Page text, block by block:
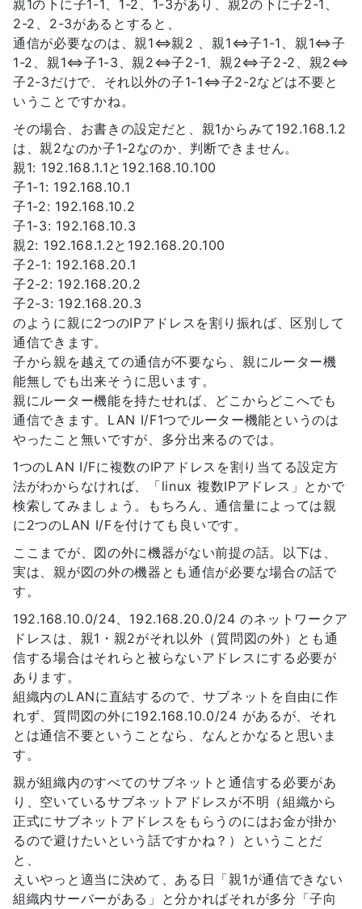
親1の下に子1-1、1-2、1-3があり、親2の下に子2-1、
2-2、2-3があるとすると、
通信が必要なのは、親1⇔親2 、親1⇔子1-1、親1⇔子
1-2、親1⇔子1-3、親2⇔子2-1、親2⇔子2-2、親2⇔
子2-3だけで、それ以外の子1-1⇔子2-2などは不要と
いうことですかね。
その場合、お書きの設定だと、親1からみて192.168.1.2
は、親2なのか子1-2なのか、判断できません。
親1: 192.168.1.1と192.168.10.100
子1-1: 192.168.10.1
子1-2: 192.168.10.2
子1-3: 192.168.10.3
親2: 192.168.1.2と192.168.20.100
子2-1: 192.168.20.1
子2-2: 192.168.20.2
子2-3: 192.168.20.3
のように親に2つのIPアドレスを割り振れば、区別して
通信できます。
子から親を越えての通信が不要なら、親にルーター機
能無しでも出来そうに思います。
親にルーター機能を持たせれば、どこからどこへでも
通信できます。LAN I/F1つでルーター機能というのは
やったこと無いですが、多分出来るのでは。
1つのLAN I/Fに複数のIPアドレスを割り当てる設定方
法がわからなければ、「linux 複数IPアドレス」とかで
検索してみましょう。もちろん、通信量によっては親
に2つのLAN I/Fを付けても良いです。
ここまでが、図の外に機器がない前提の話。以下は、
実は、親が図の外の機器とも通信が必要な場合の話で
す。
192.168.10.0/24、192.168.20.0/24 のネットワークア
ドレスは、親1・親2がそれ以外（質問図の外）とも通
信する場合はそれらと被らないアドレスにする必要が
あります。
組織内のLANに直結するので、サブネットを自由に作
れず、質問図の外に192.168.10.0/24 があるが、それ
とは通信不要ということなら、なんとかなると思いま
す。
親が組織内のすべてのサブネットと通信する必要があ
り、空いているサブネットアドレスが不明（組織から
正式にサブネットアドレスをもらうのにはお金が掛か
るので避けたいという話ですかね？）ということだ
と、
えいやっと適当に決めて、ある日「親1が通信できない
組織内サーバーがある」と分かればそれが多分「子向